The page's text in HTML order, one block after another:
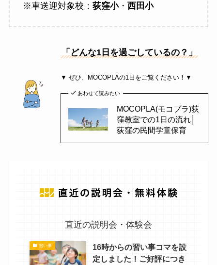
※車送迎対象校： 荻窪小・ 西田小
「どんな1日を過ごしているの？」
▼ ぜひ、MOCOPLAの1日をご覧ください！▼
あわせて読みたい
MOCOPLA(モコプラ)荻
窪教室での1日の流れ│
荻窪の民間学童保育
直近の説明会・体験会
習い事
16時からの習い事コマを設
定しました！ご好評につき